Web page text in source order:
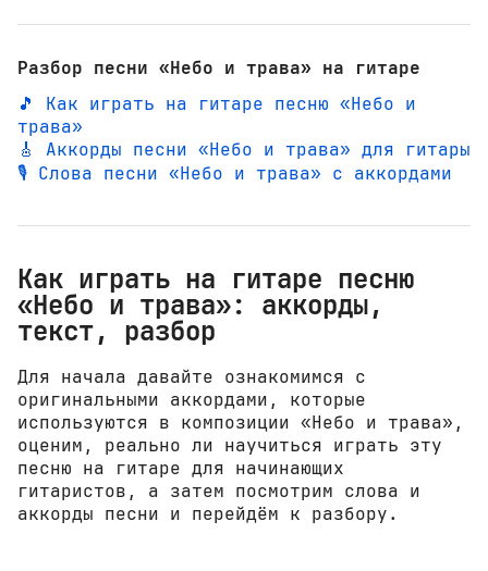
Разбор песни «Небо и трава» на гитаре
🎵 Как играть на гитаре песню «Небо и
трава»
🎸 Аккорды песни «Небо и трава» для гитары
🎙️ Слова песни «Небо и трава» с аккордами
Как играть на гитаре песню
«Небо и трава»: аккорды,
текст, разбор
Для начала давайте ознакомимся с
оригинальными аккордами, которые
используются в композиции «Небо и трава»,
оценим, реально ли научиться играть эту
песню на гитаре для начинающих
гитаристов, а затем посмотрим слова и
аккорды песни и перейдём к разбору.